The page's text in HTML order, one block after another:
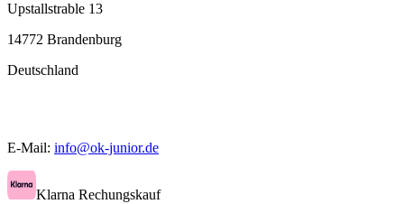
Upstallstrable 13
14772 Brandenburg
Deutschland
E-Mail: info@ok-junior.de
Klarna Rechungskauf